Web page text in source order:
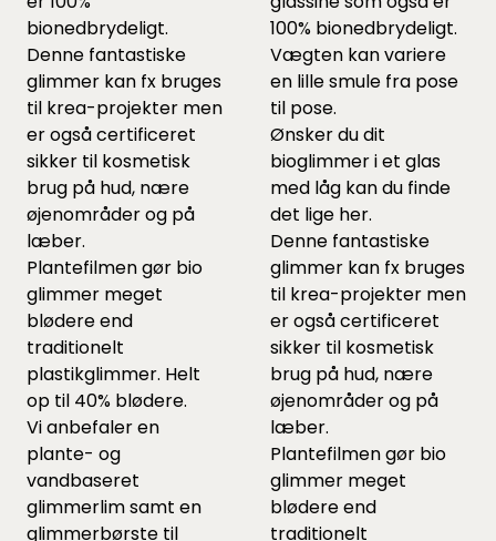
bionedbrydeligt.
Denne fantastiske
glimmer kan fx bruges
til krea-projekter men
er også certificeret
sikker til kosmetisk
brug på hud, nære
øjenområder og på
læber.
Plantefilmen gør bio
glimmer meget
blødere end
traditionelt
plastikglimmer. Helt
op til 40% blødere.
Vi anbefaler en
plante- og
vandbaseret
glimmerlimsamt en
glimmerbørste til
100% bionedbrydeligt.
Vægten kan variere
en lille smule fra pose
til pose.
Ønsker du dit
bioglimmer i et glas
med låg kan du finde
det lige her.
Denne fantastiske
glimmer kan fx bruges
til krea-projekter men
er også certificeret
sikker til kosmetisk
brug på hud, nære
øjenområder og på
læber.
Plantefilmen gør bio
glimmer meget
blødere end
traditionelt